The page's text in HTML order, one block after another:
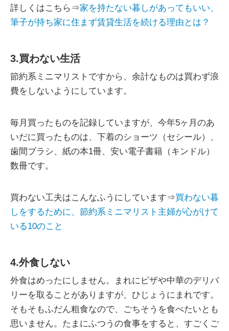
詳しくはこちら⇒家を持たない暮しがあってもいい、
筆子が持ち家に住まず賃貸生活を続ける理由とは？
3.買わない生活
節約系ミニマリストですから、余計なものは買わず浪
費をしないようにしています。
毎月買ったものを記録していますが、今年5ヶ月のあ
いだに買ったものは、下着のショーツ（セシール）、
歯間ブラシ、紙の本1冊、安い電子書籍（キンドル）
数冊です。
買わない工夫はこんなふうにしています⇒買わない暮
しをするために、節約系ミニマリスト主婦が心がけて
いる10のこと
4.外食しない
外食はめったにしません。まれにピザや中華のデリバ
リーを取ることがありますが、ひじょうにまれです。
そもそもふだん粗食なので、ごちそうを食べたいとも
思いません。たまにふつうの食事をすると、すごくご